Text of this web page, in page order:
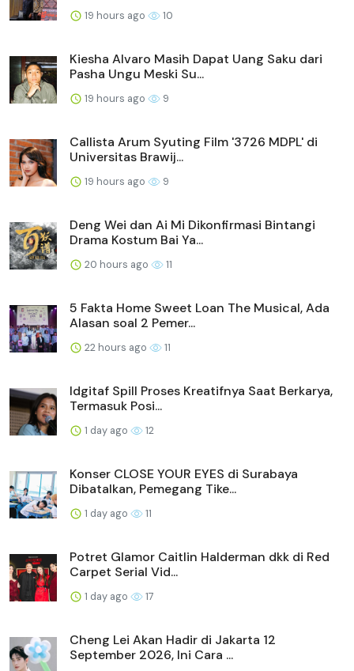
19 hours ago 10
Kiesha Alvaro Masih Dapat Uang Saku dari
Pasha Ungu Meski Su...
19 hours ago 9
Callista Arum Syuting Film '3726 MDPL' di
Universitas Brawij...
19 hours ago 9
Deng Wei dan Ai Mi Dikonfirmasi Bintangi
Drama Kostum Bai Ya...
20 hours ago 11
5 Fakta Home Sweet Loan The Musical, Ada
Alasan soal 2 Pemer...
22 hours ago 11
Idgitaf Spill Proses Kreatifnya Saat Berkarya,
Termasuk Posi...
1 day ago 12
Konser CLOSE YOUR EYES di Surabaya
Dibatalkan, Pemegang Tike...
1 day ago 11
Potret Glamor Caitlin Halderman dkk di Red
Carpet Serial Vid...
1 day ago 17
Cheng Lei Akan Hadir di Jakarta 12
September 2026, Ini Cara ...